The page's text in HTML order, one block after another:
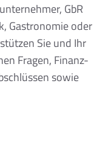
GbR
Gastronomie oder
Sie und Ihr
Fragen, Finanz-
sowie